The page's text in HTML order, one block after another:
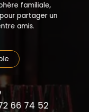
familiale,
partager un
amis.
66 74 52